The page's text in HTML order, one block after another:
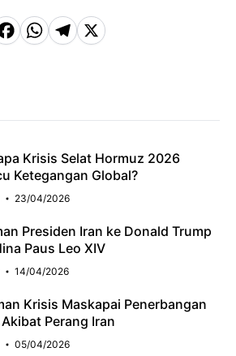
W
A
p
p
T
a
m
X
Krisis Selat Hormuz 2026
Ketegangan Global?
23/04/2026
Presiden Iran ke Donald Trump
Paus Leo XIV
14/04/2026
Krisis Maskapai Penerbangan
Perang Iran
05/04/2026